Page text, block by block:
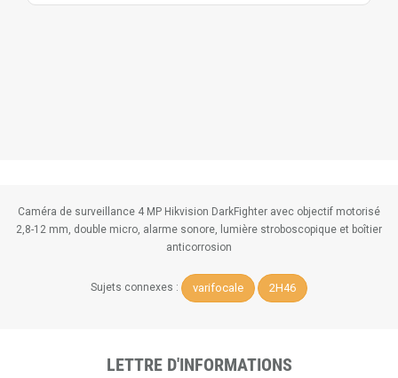
Caméra de surveillance 4 MP Hikvision DarkFighter avec objectif motorisé
2,8-12 mm, double micro, alarme sonore, lumière stroboscopique et boîtier
anticorrosion
Sujets connexes : varifocale 2H46
LETTRE D'INFORMATIONS